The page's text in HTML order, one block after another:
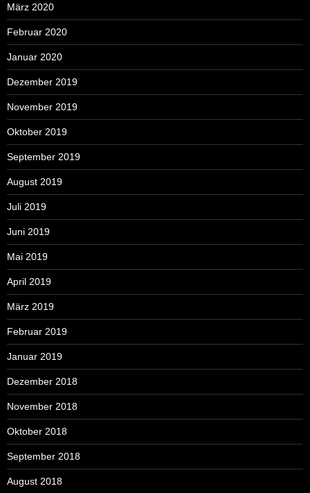
März 2020
Februar 2020
Januar 2020
Dezember 2019
November 2019
Oktober 2019
September 2019
August 2019
Juli 2019
Juni 2019
Mai 2019
April 2019
März 2019
Februar 2019
Januar 2019
Dezember 2018
November 2018
Oktober 2018
September 2018
August 2018